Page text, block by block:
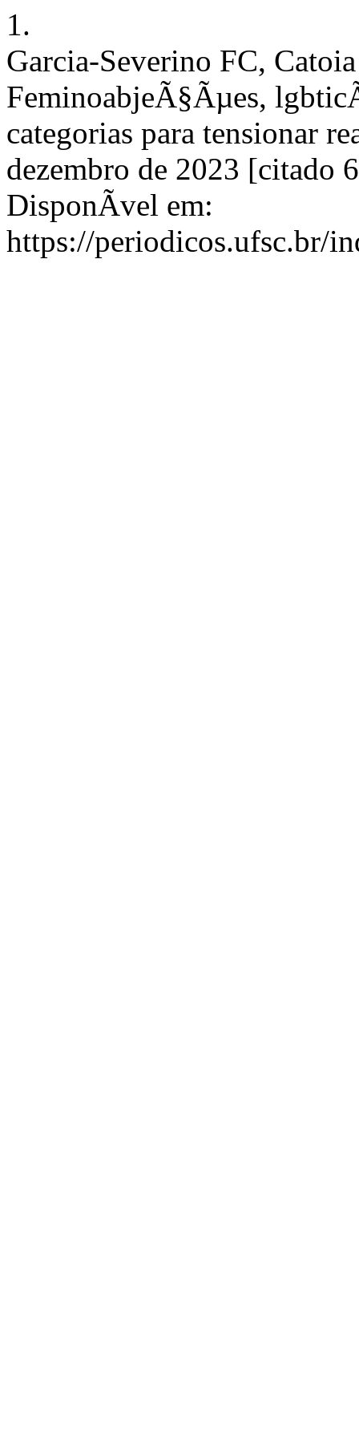
1.
Garcia-Severino FC,
FeminoabjeÃ§Ãµes,
categorias para tensionar
dezembro de 2023 [citado
DisponÃ­vel em:
https://periodicos.ufsc.br/